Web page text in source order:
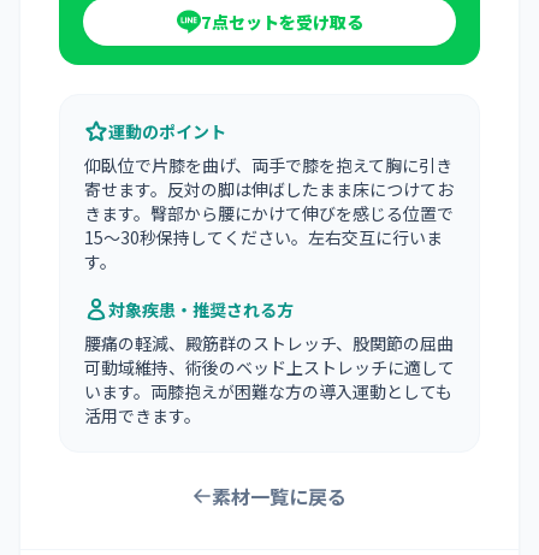
7点セットを受け取る
運動のポイント
仰臥位で片膝を曲げ、両手で膝を抱えて胸に引き
寄せます。反対の脚は伸ばしたまま床につけてお
きます。臀部から腰にかけて伸びを感じる位置で
15〜30秒保持してください。左右交互に行いま
す。
対象疾患・推奨される方
腰痛の軽減、殿筋群のストレッチ、股関節の屈曲
可動域維持、術後のベッド上ストレッチに適して
います。両膝抱えが困難な方の導入運動としても
活用できます。
素材一覧に戻る